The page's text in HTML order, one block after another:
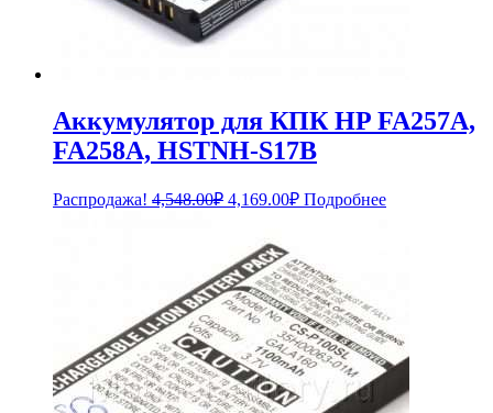
Аккумулятор для КПК HP FA257A,
FA258A, HSTNH-S17B
Распродажа! 4,548.00₽ Первоначальная
4,548.00₽.
4,169.00₽Текущая
Подробнее